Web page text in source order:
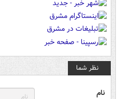
نظر شما
نام